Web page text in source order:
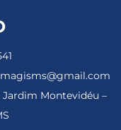
Jardim Montevidéu –